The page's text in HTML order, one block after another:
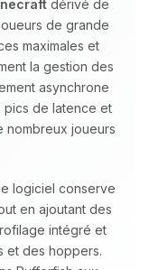
dérivé de
de grande
maximales et
la gestion des
asynchrone
pics de latence et
nombreux joueurs
logiciel conserve
en ajoutant des
intégré et
et des hoppers.
ce dont
mes